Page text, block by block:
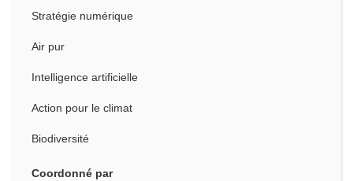
Stratégie numérique
Air pur
Intelligence artificielle
Action pour le climat
Biodiversité
Coordonné par